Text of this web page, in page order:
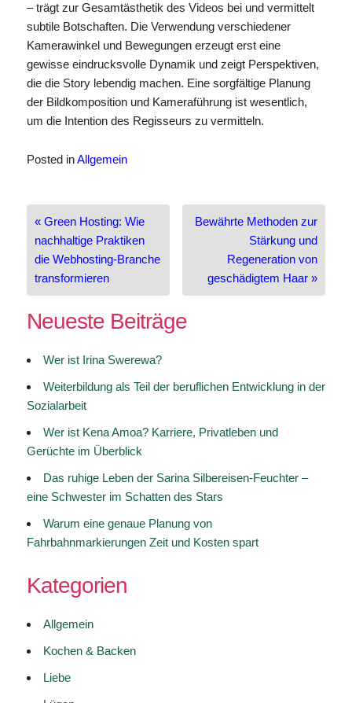
– trägt zur Gesamtästhetik des Videos bei und vermittelt
subtile Botschaften. Die Verwendung verschiedener
Kamerawinkel und Bewegungen erzeugt erst eine
gewisse eindrucksvolle Dynamik und zeigt Perspektiven,
die die Story lebendig machen. Eine sorgfältige Planung
der Bildkomposition und Kameraführung ist wesentlich,
um die Intention des Regisseurs zu vermitteln.
Posted inAllgemein
Beitragsnavigation
« Green Hosting: Wie
nachhaltige Praktiken
die Webhosting-Branche
transformieren
Bewährte Methoden zur
Stärkung und
Regeneration von
geschädigtem Haar »
Neueste Beiträge
Wer ist Irina Swerewa?
Weiterbildung als Teil der beruflichen Entwicklung in der
Sozialarbeit
Wer ist Kena Amoa? Karriere, Privatleben und
Gerüchte im Überblick
Das ruhige Leben der Sarina Silbereisen-Feuchter –
eine Schwester im Schatten des Stars
Warum eine genaue Planung von
Fahrbahnmarkierungen Zeit und Kosten spart
Kategorien
Allgemein
Kochen & Backen
Liebe